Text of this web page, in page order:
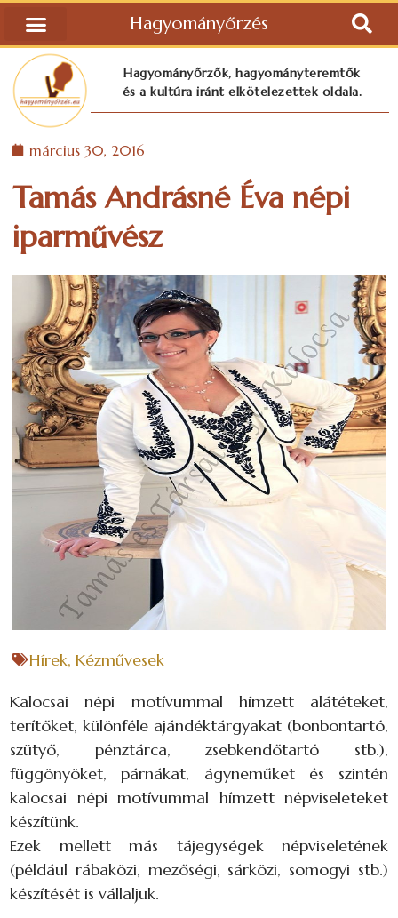
Hagyományőrzés
Hagyományőrzők, hagyományteremtők
és a kultúra iránt elkötelezettek oldala.
március 30, 2016
Tamás Andrásné Éva népi
iparművész
Hírek,Kézművesek
Kalocsai népi motívummal hímzett alátéteket,
terítőket, különféle ajándéktárgyakat (bonbontartó,
szütyő, pénztárca, zsebkendőtartó stb.),
függönyöket, párnákat, ágyneműket és szintén
kalocsai népi motívummal hímzett népviseleteket
készítünk.
Ezek mellett más tájegységek népviseletének
(például rábaközi, mezőségi, sárközi, somogyi stb.)
készítését is vállaljuk.